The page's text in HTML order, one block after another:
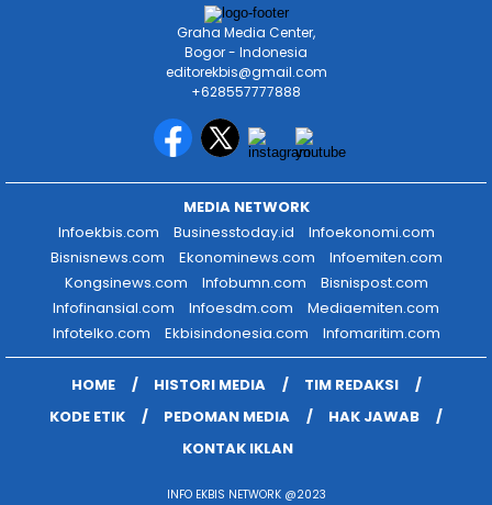
Graha Media Center,
Bogor - Indonesia
editorekbis@gmail.com
+628557777888
MEDIA NETWORK
Infoekbis.com
Businesstoday.id
Infoekonomi.com
Bisnisnews.com
Ekonominews.com
Infoemiten.com
Kongsinews.com
Infobumn.com
Bisnispost.com
Infofinansial.com
Infoesdm.com
Mediaemiten.com
Infotelko.com
Ekbisindonesia.com Infomaritim.com
HOME HISTORI MEDIA
TIM REDAKSI
KODE ETIK
PEDOMAN MEDIA
HAK JAWAB
KONTAK IKLAN
INFO EKBIS NETWORK @2023